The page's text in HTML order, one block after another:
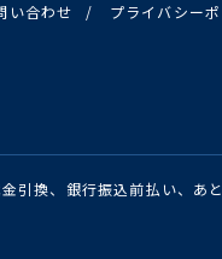
い合わせ /
プライバシーポ
引換、銀行振込前払い、あと